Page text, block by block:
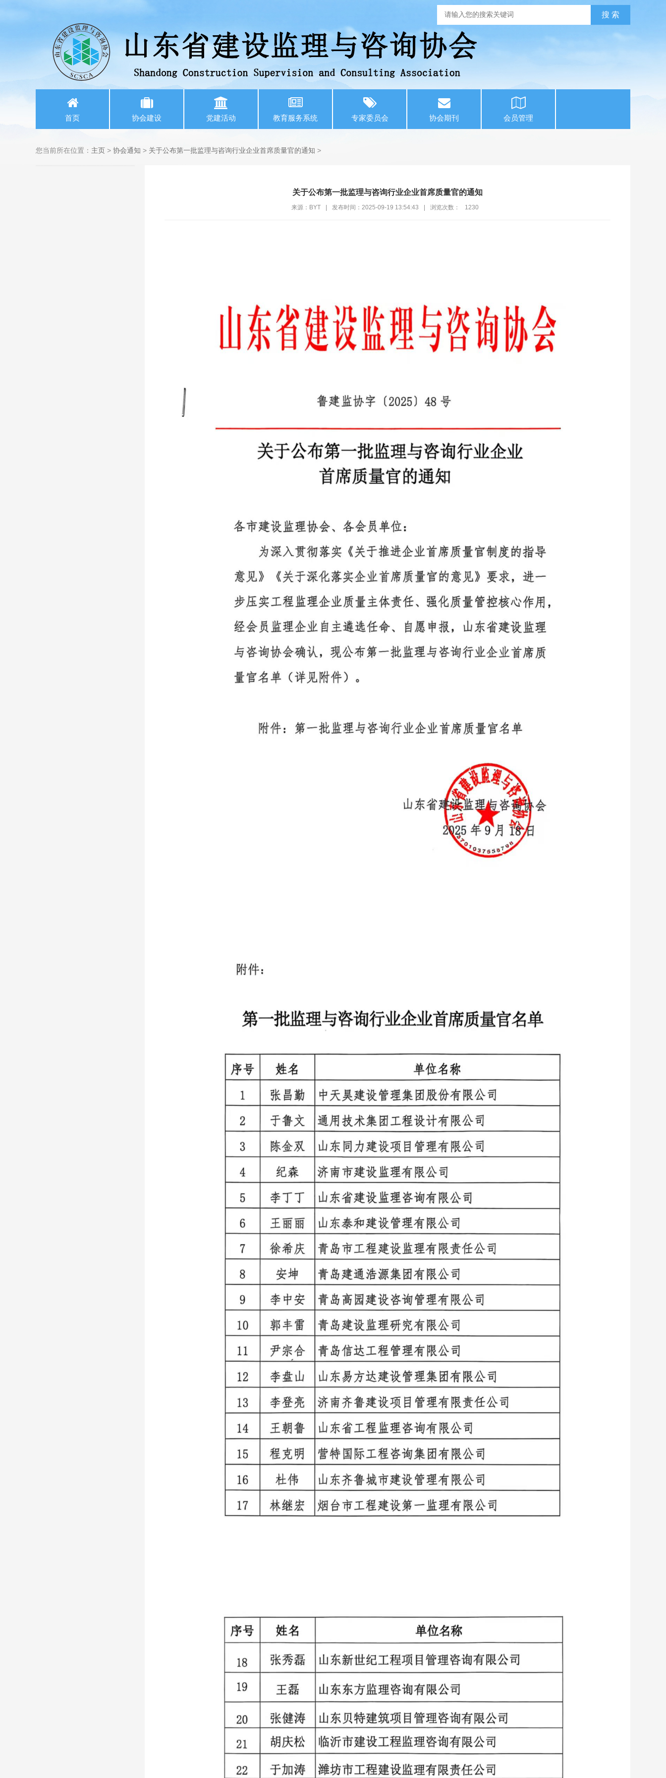
首页 协会建设 党建活动 教育服务系统 专家委员会 协会期刊 会员管理
您当前所在位置： 主页 > 协会通知 > 关于公布第一批监理与咨询行业企业首席质量官的通知​ >
关于公布第一批监理与咨询行业企业首席质量官的通知​
来源：BYT 发布时间：2025-09-19 13:54:43 浏览次数： 1230